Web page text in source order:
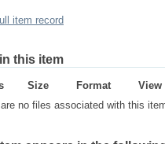
item record
this item
Size Format
View
no files associated with this